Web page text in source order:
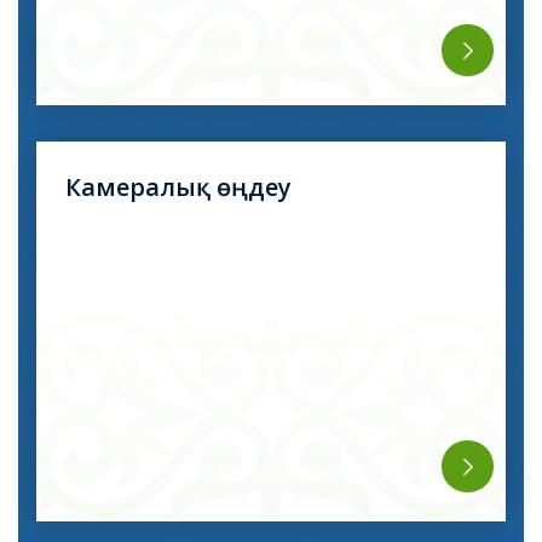
Камералық өңдеу
киімді, жүнді, кілемді және басқаларын кәсіби
дезинфекциялау немесе дезинсекциялау.